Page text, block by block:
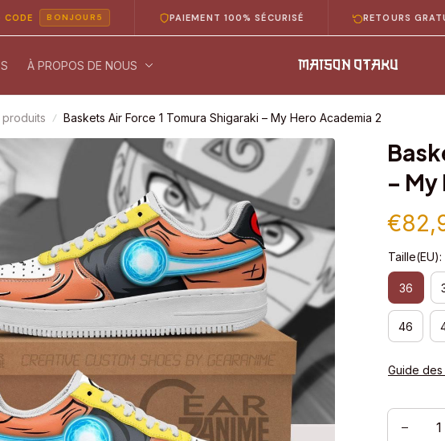
BONJOUR5 PAIEMENT 100% SÉCURISÉ RETOURS GRATUITS
À PROPOS DE NOUS
Baskets Air Force 1 Tomura Shigaraki – My Hero Academia 2
–
Taille(EU):
36
46
Guide des